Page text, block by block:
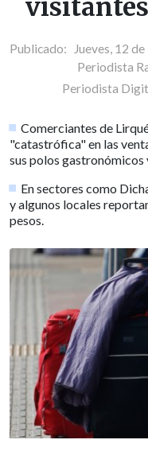
Publicado: Jueves, 12
Periodista
Periodista
Comerciantes de
"catastrófica" en las
sus polos gastronómicos
En sectores como
y algunos locales
pesos.